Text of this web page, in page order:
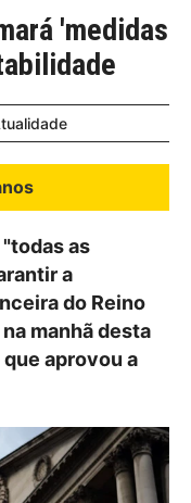
'medidas
as
a
do Reino
manhã desta
aprovou a